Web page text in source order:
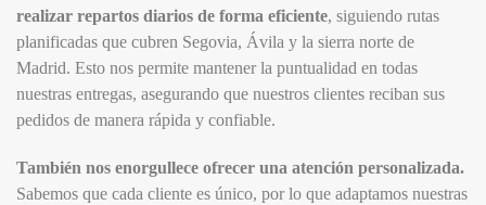
realizar repartos diarios de forma eficiente, siguiendo rutas
planificadas que cubren Segovia, Ávila y la sierra norte de
Madrid. Esto nos permite mantener la puntualidad en todas
nuestras entregas, asegurando que nuestros clientes reciban sus
pedidos de manera rápida y confiable.
También nos enorgullece ofrecer una atención personalizada.
Sabemos que cada cliente es único, por lo que adaptamos nuestras